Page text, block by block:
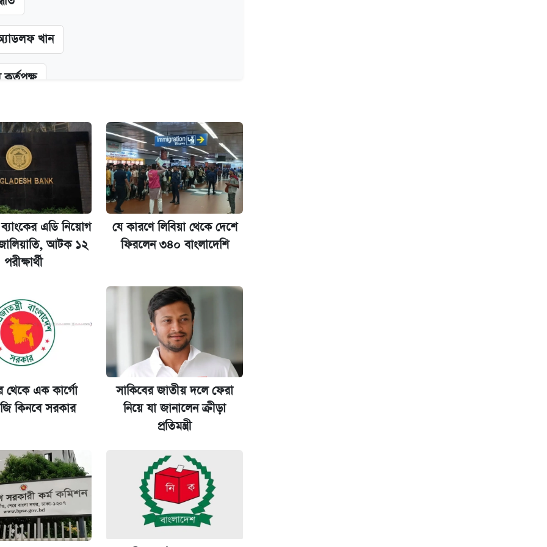
খান
দাম ও ফিচার
যা
শুরু, আবেদন ১২ আগস্ট পর্যন্ত
এডি নিয়োগ
আটক ১২
পরীক্ষার্থী
যে কারণে লিবিয়া থেকে দেশে
ফিরলেন ৩৪০ বাংলাদেশি
থেকে এক কার্গো
কিনবে সরকার
সাকিবের জাতীয় দলে ফেরা
নিয়ে যা জানালেন ক্রীড়া
প্রতিমন্ত্রী